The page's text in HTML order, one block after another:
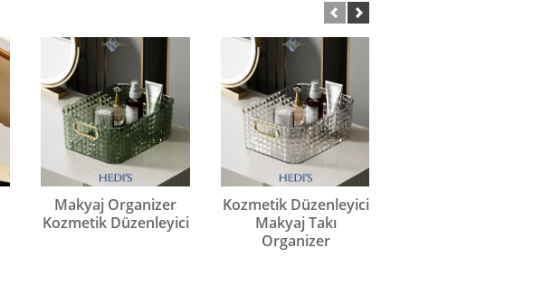
Makyaj Organizer
Kozmetik Düzenleyici
Kozmetik Düzenleyici
Makyaj Takı
Organizer